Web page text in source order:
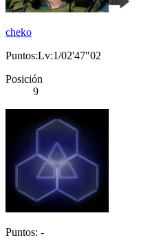
cheko
Puntos:Lv:1/02'47"02
Posición
9
Puntos: -